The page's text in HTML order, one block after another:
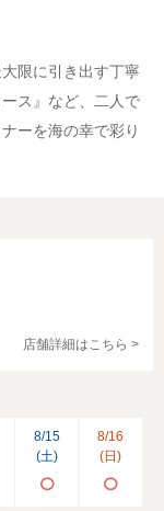
限に引き出す丁寧
ス』など、二人で
ーを海の幸で彩り
店舗詳細はこちら >
8/15
(土)
8/16
(日)